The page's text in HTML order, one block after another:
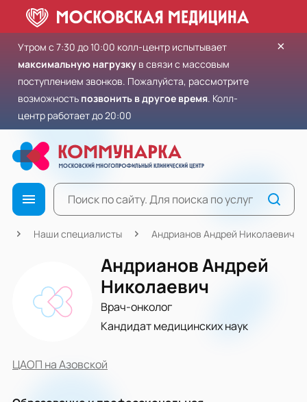
Утром с 7:30 до 10:00 колл-центр испытывает
максимальную нагрузку в связи с массовым
поступлением звонков. Пожалуйста, рассмотрите
возможность позвонить в другое время. Колл-
центр работает до 20:00
×
Наши специалисты Андрианов Андрей Николаевич
Андрианов Андрей
Николаевич
Врач-онколог
Кандидат медицинских наук
ЦАОП на Азовской